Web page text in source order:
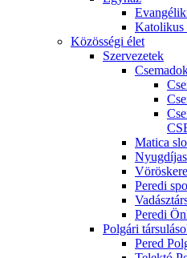
Katolikus
Közösségi élet
Szervezetek
Matica
Peredi
Peredi
Polgári
Pered